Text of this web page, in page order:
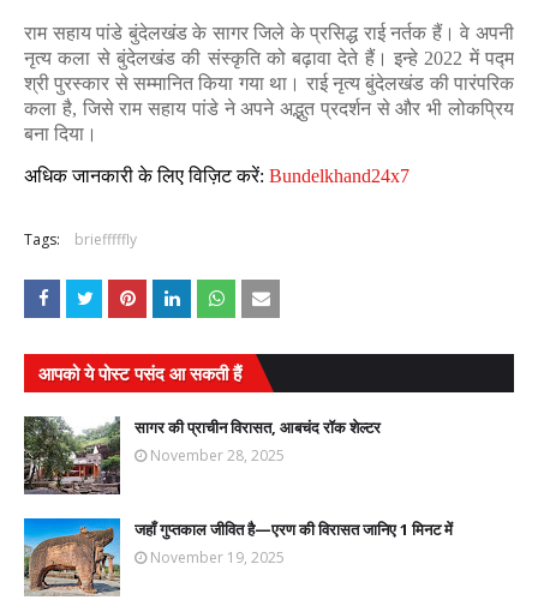
राम सहाय पांडे बुंदेलखंड के सागर जिले के प्रसिद्ध राई नर्तक हैं। वे अपनी
नृत्य कला से बुंदेलखंड की संस्कृति को बढ़ावा देते हैं।इन्हे 2022 में पद्म
श्री पुरस्कार से सम्मानित किया गया था। राई नृत्य बुंदेलखंड की पारंपरिक
कला है, जिसे राम सहाय पांडे ने अपने अद्भुत प्रदर्शन से और भी लोकप्रिय
बना दिया।
अधिक जानकारी के लिए विज़िट करें: Bundelkhand24x7
Tags: briefffffly
आपको ये पोस्ट पसंद आ सकती हैं
सागर की प्राचीन विरासत, आबचंद रॉक शेल्टर
November 28, 2025
जहाँ गुप्तकाल जीवित है—एरण की विरासत जानिए 1 मिनट में
November 19, 2025